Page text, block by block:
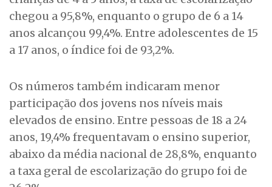
chegou a 95,8%, enquanto o grupo de 6 a 14
anos alcançou 99,4%. Entre adolescentes de 15
a 17 anos, o índice foi de 93,2%.
Os números também indicaram menor
participação dos jovens nos níveis mais
elevados de ensino. Entre pessoas de 18 a 24
anos, 19,4% frequentavam o ensino superior,
abaixo da média nacional de 28,8%, enquanto
a taxa geral de escolarização do grupo foi de